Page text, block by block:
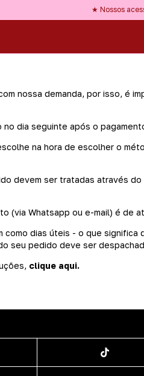
★ Nossos
★ Frete
nossa demanda, por isso, é
dia seguinte após o
na hora de escolher o
devem ser tratadas através
(via Whatsapp ou e-mail) é de
como dias úteis - o que significa
seu pedido deve ser
clique aqui.